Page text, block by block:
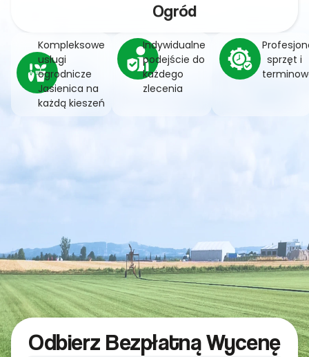
Ogród
Kompleksowe
usługi
ogrodnicze
Jasienica na
każdą kieszeń
Indywidualne
podejście do
każdego
zlecenia
sprzęt i
Odbierz Bezpłatną Wycenę